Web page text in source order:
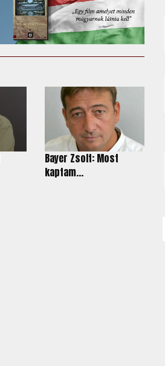
Bayer Zsolt: Most
kaptam...